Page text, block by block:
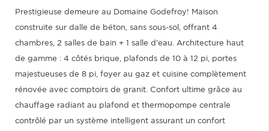
Prestigieuse demeure au Domaine Godefroy! Maison
construite sur dalle de béton, sans sous-sol, offrant 4
chambres, 2 salles de bain + 1 salle d'eau. Architecture haut
de gamme : 4 côtés brique, plafonds de 10 à 12 pi, portes
majestueuses de 8 pi, foyer au gaz et cuisine complètement
rénovée avec comptoirs de granit. Confort ultime grâce au
chauffage radiant au plafond et thermopompe centrale
contrôlé par un système intelligent assurant un confort